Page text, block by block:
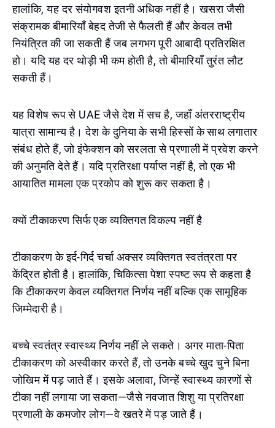
हालांकि, यह दर संयोगवश इतनी अधिक नहीं है। खसरा जैसी
संक्रामक बीमारियाँ बेहद तेजी से फैलती हैं और केवल तभी
नियंत्रित की जा सकती हैं जब लगभग पूरी आबादी प्रतिरक्षित
हो। यदि यह दर थोड़ी भी कम होती है, तो बीमारियाँ तुरंत लौट
सकती हैं।
यह विशेष रूप से UAE जैसे देश में सच है, जहाँ अंतरराष्ट्रीय
यात्रा सामान्य है। देश के दुनिया के सभी हिस्सों के साथ लगातार
संबंध होते हैं, जो इंफेक्शन को सरलता से प्रणाली में प्रवेश करने
की अनुमति देते हैं। यदि प्रतिरक्षा पर्याप्त नहीं है, तो एक भी
आयातित मामला एक प्रकोप को शुरू कर सकता है।
क्यों टीकाकरण सिर्फ एक व्यक्तिगत विकल्प नहीं है
टीकाकरण के इर्द-गिर्द चर्चा अक्सर व्यक्तिगत स्वतंत्रता पर
केंद्रित होती है। हालांकि, चिकित्सा पेशा स्पष्ट रूप से कहता है
कि टीकाकरण केवल व्यक्तिगत निर्णय नहीं बल्कि एक सामूहिक
जिम्मेदारी है।
बच्चे स्वतंत्र स्वास्थ्य निर्णय नहीं ले सकते। अगर माता-पिता
टीकाकरण को अस्वीकार करते हैं, तो उनके बच्चे खुद चुने बिना
जोखिम में पड़ जाते हैं। इसके अलावा, जिन्हें स्वास्थ्य कारणों से
टीका नहीं लगाया जा सकता—जैसे नवजात शिशु या प्रतिरक्षा
प्रणाली के कमजोर लोग—वे खतरे में पड़ जाते हैं।